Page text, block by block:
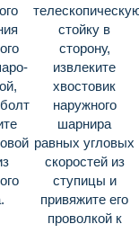
стойку в
сторону,
извлеките
хвостовик
наруж­ного
шарнира
равных угловых
скоростей из
ступицы и
привяжите его
проволкой к